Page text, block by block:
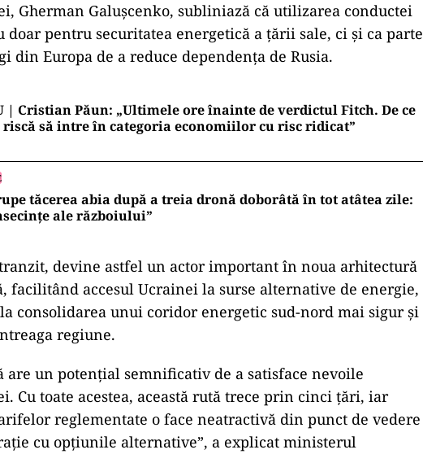
Gherman Galuşcenko, subliniază că utilizarea conductei
doar pentru securitatea energetică a ţării sale, ci şi ca parte
din Europa de a reduce dependenţa de Rusia.
| Cristian Păun: „Ultimele ore înainte de verdictul Fitch. De ce
riscă să intre în categoria economiilor cu risc ridicat”
tăcerea abia după a treia dronă doborâtă în tot atâtea zile:
ale războiului”
devine astfel un actor important în noua arhitectură
facilitând accesul Ucrainei la surse alternative de energie,
consolidarea unui coridor energetic sud-nord mai sigur şi
regiune.
are un potenţial semnificativ de a satisface nevoile
Cu toate acestea, această rută trece prin cinci ţări, iar
reglementate o face neatractivă din punct de vedere
cu opţiunile alternative”, a explicat ministerul